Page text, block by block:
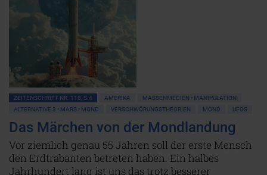
ZEITENSCHRIFT NR. 118, S.4 AMERIKA
MASSENMEDIEN • MANIPULATION
ALTERNATIVE 3 • MARS • MOND
VERSCHWÖRUNGSTHEORIEN MOND UFOS
Das Märchen von der Mondlandung
Vor ziemlich genau 55 Jahren soll der erste Mensch
den Erdtrabanten betreten haben. Ein halbes
Jahrhundert lang ist uns das trotz besserer